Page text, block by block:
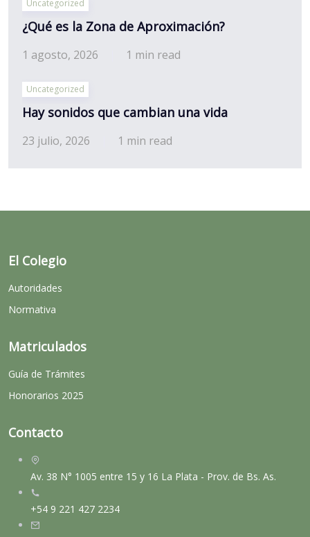
Uncategorized
¿Qué es la Zona de Aproximación?
1 agosto, 2026 1 min read
Uncategorized
Hay sonidos que cambian una vida
23 julio, 2026 1 min read
El Colegio
Autoridades
Normativa
Matriculados
Guía de Trámites
Honorarios 2025
Contacto
Av. 38 N° 1005 entre 15 y 16 La Plata - Prov. de Bs. As.
+54 9 221 427 2234